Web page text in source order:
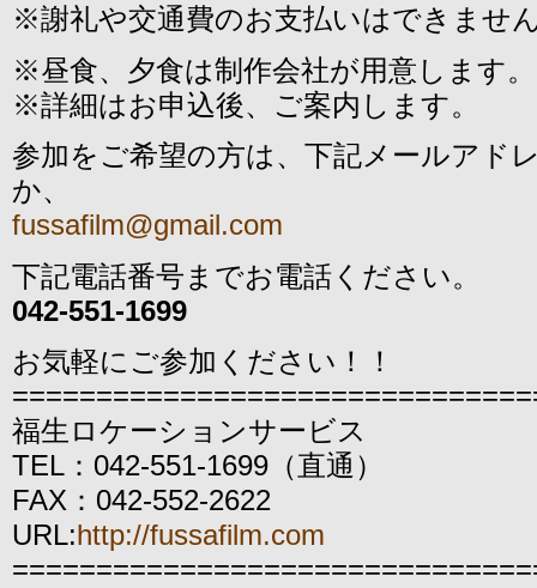
※謝礼や交通費のお支払いはできませ
※昼食、夕食は制作会社が用意します。
※詳細はお申込後、ご案内します。
参加をご希望の方は、下記メールアド
か、
fussafilm@gmail.com
下記電話番号までお電話ください。
042-551-1699
お気軽にご参加ください！！
福生ロケーションサービス
TEL：042-551-1699（直通）
FAX：042-552-2622
URL:http://fussafilm.com